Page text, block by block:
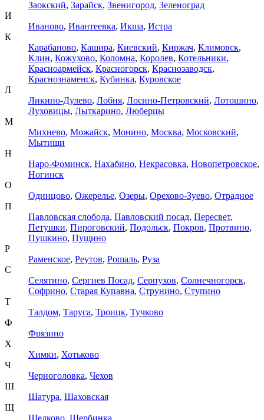
Заокский, Зарайск, Звенигород, Зеленоград
И
Иваново, Ивантеевка, Икша, Истра
К
Карабаново, Кашира, Киевский, Киржач, Климовск,
Клин, Кожухово, Коломна, Королев, Котельники,
Красноармейск, Красногорск, Краснозаводск,
Краснознаменск, Кубинка, Куровское
Л
Ликино-Дулево, Лобня, Лосино-Петровский, Лотошино,
Луховицы, Лыткарино, Люберцы
М
Михнево, Можайск, Монино, Москва, Московский,
Мытищи
Н
Наро-Фоминск, Нахабино, Некрасовка, Новопетровское,
Ногинск
О
Одинцово, Ожерелье, Озеры, Орехово-Зуево, Отрадное
П
Павловская слобода, Павловский посад, Пересвет,
Петушки, Пироговский, Подольск, Покров, Протвино,
Пушкино, Пущино
Р
Раменское, Реутов, Рошаль, Руза
С
Селятино, Сергиев Посад, Серпухов, Солнечногорск,
Софрино, Старая Купавна, Струнино, Ступино
Т
Талдом, Таруса, Троицк, Тучково
Ф
Фрязино
Х
Химки, Хотьково
Ч
Черноголовка, Чехов
Ш
Шатура, Шаховская
Щ
Щелково, Щербинка